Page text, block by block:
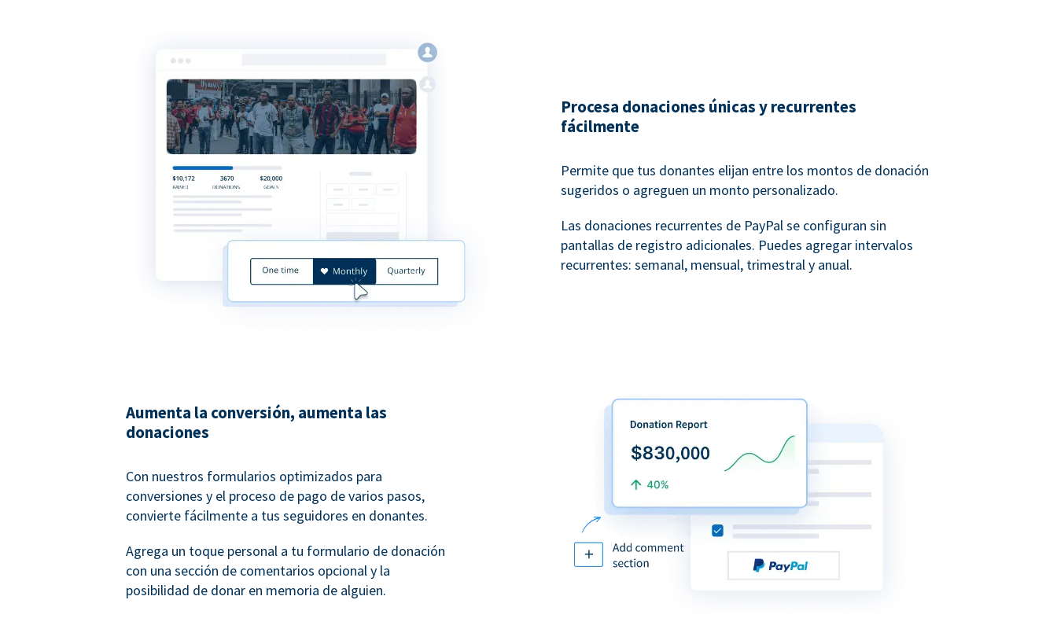
Procesa donaciones únicas y recurrentes
fácilmente
Permite que tus donantes elijan entre los montos de donación
sugeridos o agreguen un monto personalizado.
Las donaciones recurrentes de PayPal se configuran sin
pantallas de registro adicionales. Puedes agregar intervalos
recurrentes: semanal, mensual, trimestral y anual.
Aumenta la conversión, aumenta las
donaciones
Con nuestros formularios optimizados para
conversiones y el proceso de pago de varios pasos,
convierte fácilmente a tus seguidores en donantes.
Agrega un toque personal a tu formulario de donación
con una sección de comentarios opcional y la
posibilidad de donar en memoria de alguien.